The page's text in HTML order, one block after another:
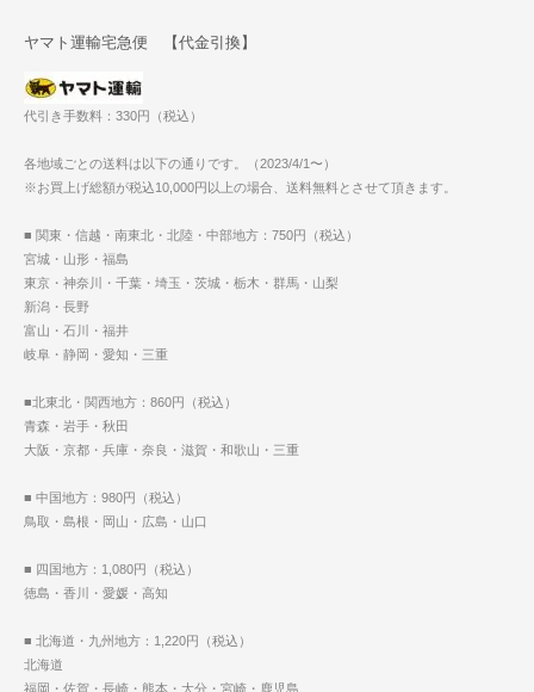
ヤマト運輸宅急便 【代金引換】
代引き手数料：330円（税込）
各地域ごとの送料は以下の通りです。（2023/4/1〜）
※お買上げ総額が税込10,000円以上の場合、送料無料とさせて頂きます。
■ 関東・信越・南東北・北陸・中部地方：750円（税込）
宮城・山形・福島
東京・神奈川・千葉・埼玉・茨城・栃木・群馬・山梨
新潟・長野
富山・石川・福井
岐阜・静岡・愛知・三重
■北東北・関西地方：860円（税込）
青森・岩手・秋田
大阪・京都・兵庫・奈良・滋賀・和歌山・三重
■ 中国地方：980円（税込）
鳥取・島根・岡山・広島・山口
■ 四国地方：1,080円（税込）
徳島・香川・愛媛・高知
■ 北海道・九州地方：1,220円（税込）
北海道
福岡・佐賀・長崎・熊本・大分・宮崎・鹿児島